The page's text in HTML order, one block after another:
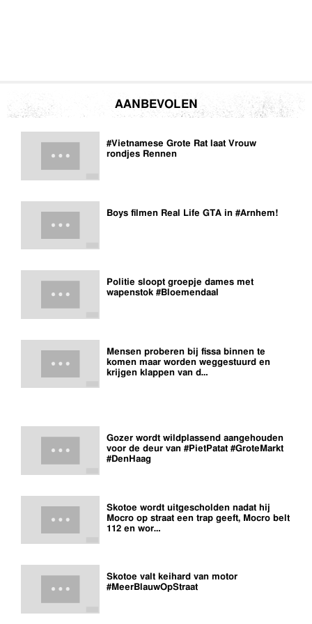
AANBEVOLEN
#Vietnamese Grote Rat laat Vrouw
rondjes Rennen
Boys filmen Real Life GTA in #Arnhem!
Politie sloopt groepje dames met
wapenstok #Bloemendaal
Mensen proberen bij fissa binnen te
komen maar worden weggestuurd en
krijgen klappen van d…
Gozer wordt wildplassend aangehouden
voor de deur van #PietPatat #GroteMarkt
#DenHaag
Skotoe wordt uitgescholden nadat hij
Mocro op straat een trap geeft, Mocro belt
112 en wor…
Skotoe valt keihard van motor
#MeerBlauwOpStraat